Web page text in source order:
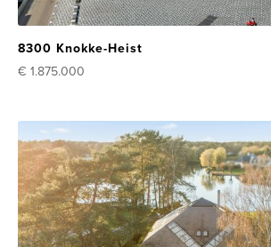
8300 Knokke-Heist
€ 1.875.000